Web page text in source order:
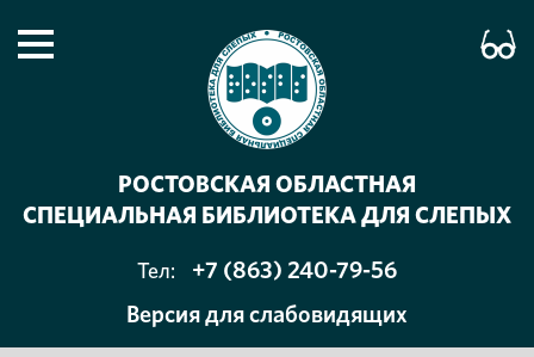
РОСТОВСКАЯ ОБЛАСТНАЯ
СПЕЦИАЛЬНАЯ БИБЛИОТЕКА ДЛЯ СЛЕПЫХ
Тел:
+7 (863) 240-79-56
Версия для слабовидящих